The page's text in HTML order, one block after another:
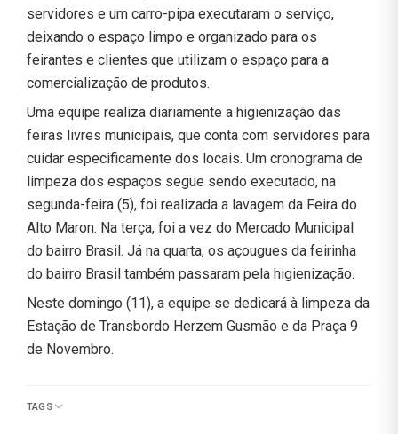
servidores e um carro-pipa executaram o serviço,
deixando o espaço limpo e organizado para os
feirantes e clientes que utilizam o espaço para a
comercialização de produtos.
Uma equipe realiza diariamente a higienização das
feiras livres municipais, que conta com servidores para
cuidar especificamente dos locais. Um cronograma de
limpeza dos espaços segue sendo executado, na
segunda-feira (5), foi realizada a lavagem da Feira do
Alto Maron. Na terça, foi a vez do Mercado Municipal
do bairro Brasil. Já na quarta, os açougues da feirinha
do bairro Brasil também passaram pela higienização.
Neste domingo (11), a equipe se dedicará à limpeza da
Estação de Transbordo Herzem Gusmão e da Praça 9
de Novembro.
TAGS